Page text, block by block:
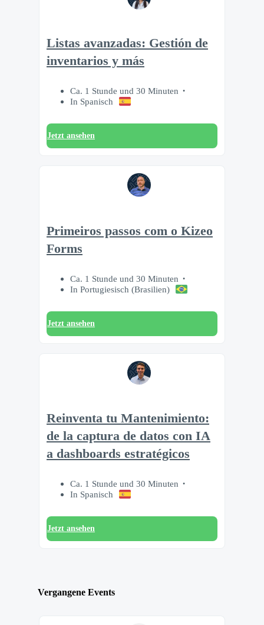
Listas avanzadas: Gestión de
inventarios y más
Ca. 1 Stunde und 30 Minuten
In Spanisch
Jetzt ansehen
Primeiros passos com o Kizeo
Forms
Ca. 1 Stunde und 30 Minuten
In Portugiesisch (Brasilien)
Jetzt ansehen
Reinventa tu Mantenimiento:
de la captura de datos con IA
a dashboards estratégicos
Ca. 1 Stunde und 30 Minuten
In Spanisch
Jetzt ansehen
Vergangene Events